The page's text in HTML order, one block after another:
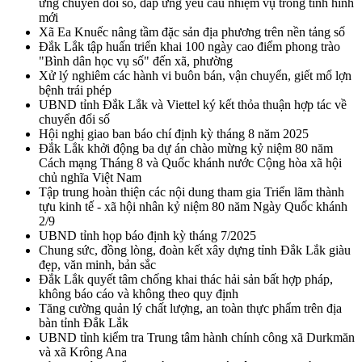
ứng chuyển đổi số, đáp ứng yêu cầu nhiệm vụ trong tình hình
mới
Xã Ea Knuếc nâng tầm đặc sản địa phương trên nền tảng số
Đắk Lắk tập huấn triển khai 100 ngày cao điểm phong trào
"Bình dân học vụ số" đến xã, phường
Xử lý nghiêm các hành vi buôn bán, vận chuyển, giết mổ lợn
bệnh trái phép
UBND tỉnh Đắk Lắk và Viettel ký kết thỏa thuận hợp tác về
chuyển đổi số
Hội nghị giao ban báo chí định kỳ tháng 8 năm 2025
Đắk Lắk khởi động ba dự án chào mừng kỷ niệm 80 năm
Cách mạng Tháng 8 và Quốc khánh nước Cộng hòa xã hội
chủ nghĩa Việt Nam
Tập trung hoàn thiện các nội dung tham gia Triển lãm thành
tựu kinh tế - xã hội nhân kỷ niệm 80 năm Ngày Quốc khánh
2/9
UBND tỉnh họp báo định kỳ tháng 7/2025
Chung sức, đồng lòng, đoàn kết xây dựng tỉnh Đắk Lắk giàu
đẹp, văn minh, bản sắc
Đắk Lắk quyết tâm chống khai thác hải sản bất hợp pháp,
không báo cáo và không theo quy định
Tăng cường quản lý chất lượng, an toàn thực phẩm trên địa
bàn tỉnh Đắk Lắk
UBND tỉnh kiểm tra Trung tâm hành chính công xã Durkmăn
và xã Krông Ana